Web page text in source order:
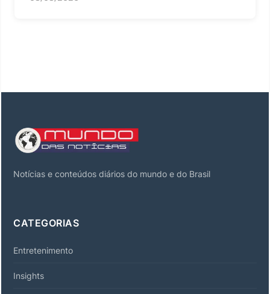
Notícias e conteúdos diários do mundo e do Brasil
CATEGORIAS
Entretenimento
Insights